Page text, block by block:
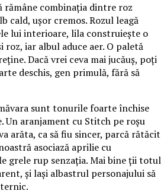
rămâne combinația dintre roz
cald, ușor cremos. Rozul leagă
lui interioare, lila construiește o
iar albul aduce aer. O paletă
Dacă vrei ceva mai jucăuș, poți
deschis, gen primulă, fără să
sunt tonurile foarte închise
Un aranjament cu Stitch pe roșu
arăta, ca să fiu sincer, parcă rătăcit
asociază aprilie cu
grele rup senzația. Mai bine ții totul
și lași albastrul personajului să